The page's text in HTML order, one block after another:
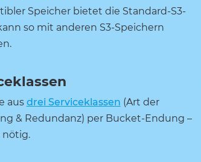
Speicher bietet die Standard-S3-
so mit anderen S3-Speichern
aus drei Serviceklassen (Art der
& Redundanz) per Bucket-Endung –
nötig.